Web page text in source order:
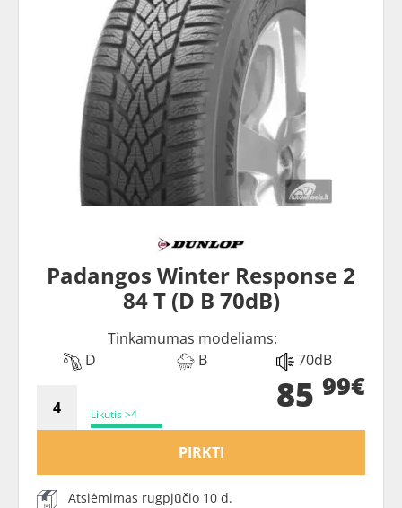
Padangos Winter Response 2
84 T (D B 70dB)
Tinkamumas modeliams:
D
B 70dB
Likutis >4 85 99€
PIRKTI
Atsiėmimas rugpjūčio 10 d.